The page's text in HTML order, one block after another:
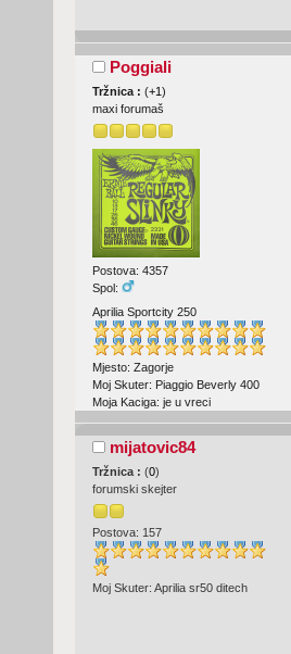
Poggiali
Tržnica : (+1)
maxi forumaš
Postova: 4357
Spol:
Aprilia Sportcity 250
Mjesto: Zagorje
Moj Skuter: Piaggio Beverly 400
Moja Kaciga: je u vreci
mijatovic84
Tržnica : (0)
forumski skejter
Postova: 157
Moj Skuter: Aprilia sr50 ditech